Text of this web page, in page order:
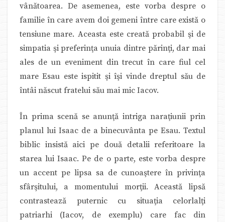
vânătoarea. De asemenea, este vorba despre o
familie în care avem doi gemeni între care există o
tensiune mare. Aceasta este creată probabil şi de
simpatia şi preferinţa unuia dintre părinţi, dar mai
ales de un eveniment din trecut în care fiul cel
mare Esau este ispitit şi îşi vinde dreptul său de
întâi născut fratelui său mai mic Iacov.
În prima scenă se anunţă intriga naraţiunii prin
planul lui Isaac de a binecuvânta pe Esau. Textul
biblic insistă aici pe două detalii referitoare la
starea lui Isaac. Pe de o parte, este vorba despre
un accent pe lipsa sa de cunoaştere în privinţa
sfârşitului, a momentului morţii. Această lipsă
contrastează puternic cu situaţia celorlalţi
patriarhi (Iacov, de exemplu) care fac din